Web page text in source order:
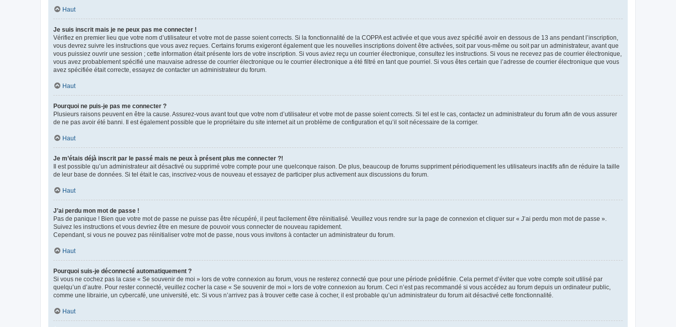
Haut
Je suis inscrit mais je ne peux pas me connecter !
Vérifiez en premier lieu que votre nom d’utilisateur et votre mot de passe soient corrects. Si la fonctionnalité de la COPPA est activée et que vous avez spécifié avoir en dessous de 13 ans pendant l’inscription,
vous devrez suivre les instructions que vous avez reçues. Certains forums exigeront également que les nouvelles inscriptions doivent être activées, soit par vous-même ou soit par un administrateur, avant que
vous puissiez ouvrir une session ; cette information était présente lors de votre inscription. Si vous aviez reçu un courrier électronique, consultez les instructions. Si vous ne recevez pas de courrier électronique,
vous avez probablement spécifié une mauvaise adresse de courrier électronique ou le courrier électronique a été filtré en tant que pourriel. Si vous êtes certain que l’adresse de courrier électronique que vous
avez spécifiée était correcte, essayez de contacter un administrateur du forum.
Haut
Pourquoi ne puis-je pas me connecter ?
Plusieurs raisons peuvent en être la cause. Assurez-vous avant tout que votre nom d’utilisateur et votre mot de passe soient corrects. Si tel est le cas, contactez un administrateur du forum afin de vous assurer
de ne pas avoir été banni. Il est également possible que le propriétaire du site internet ait un problème de configuration et qu’il soit nécessaire de la corriger.
Haut
Je m’étais déjà inscrit par le passé mais ne peux à présent plus me connecter ?!
Il est possible qu’un administrateur ait désactivé ou supprimé votre compte pour une quelconque raison. De plus, beaucoup de forums suppriment périodiquement les utilisateurs inactifs afin de réduire la taille
de leur base de données. Si tel était le cas, inscrivez-vous de nouveau et essayez de participer plus activement aux discussions du forum.
Haut
J’ai perdu mon mot de passe !
Pas de panique ! Bien que votre mot de passe ne puisse pas être récupéré, il peut facilement être réinitialisé. Veuillez vous rendre sur la page de connexion et cliquer sur « J’ai perdu mon mot de passe ».
Suivez les instructions et vous devriez être en mesure de pouvoir vous connecter de nouveau rapidement.
Cependant, si vous ne pouvez pas réinitialiser votre mot de passe, nous vous invitons à contacter un administrateur du forum.
Haut
Pourquoi suis-je déconnecté automatiquement ?
Si vous ne cochez pas la case « Se souvenir de moi » lors de votre connexion au forum, vous ne resterez connecté que pour une période prédéfinie. Cela permet d’éviter que votre compte soit utilisé par
quelqu’un d’autre. Pour rester connecté, veuillez cocher la case « Se souvenir de moi » lors de votre connexion au forum. Ceci n’est pas recommandé si vous accédez au forum depuis un ordinateur public,
comme une librairie, un cybercafé, une université, etc. Si vous n’arrivez pas à trouver cette case à cocher, il est probable qu’un administrateur du forum ait désactivé cette fonctionnalité.
Haut